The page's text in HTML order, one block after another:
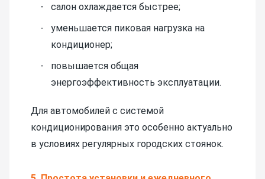
салон охлаждается быстрее;
уменьшается пиковая нагрузка на
кондиционер;
повышается общая
энергоэффективность эксплуатации.
Для автомобилей с системой
кондиционирования это особенно актуально
в условиях регулярных городских стоянок.